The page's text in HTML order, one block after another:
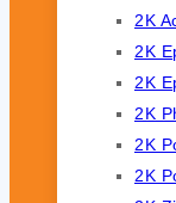
2K
2K
2K
2K
2K
2K